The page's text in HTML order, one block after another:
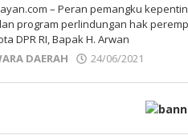
– Peran pemangku
program perlindungan hak
DPR RI, Bapak H. Arwan
DAERAH 24/06/2021